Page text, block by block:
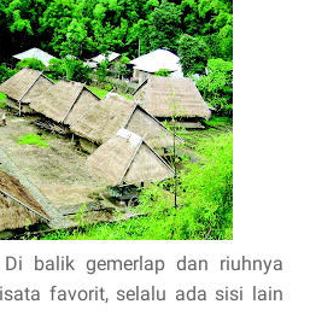
balik gemerlap dan riuhnya
favorit, selalu ada sisi lain